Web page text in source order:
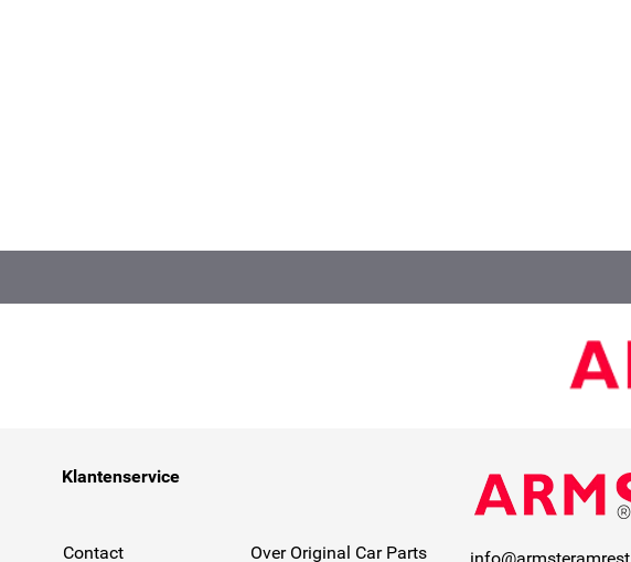
Klantenservice
Contact Over Original Car Parts